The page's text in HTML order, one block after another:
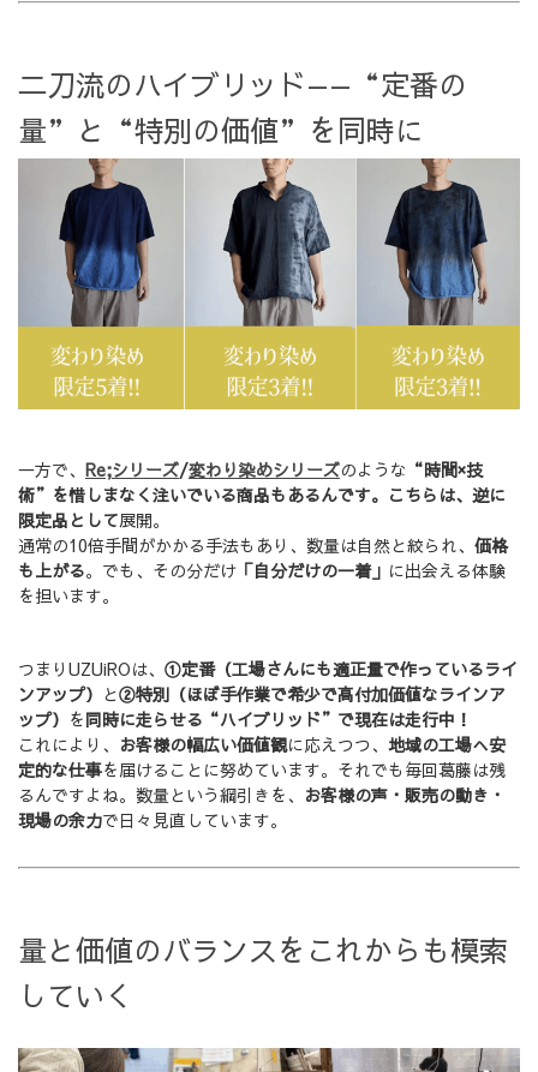
二刀流のハイブリッド——“定番の
量”と“特別の価値”を同時に
一方で、 Re;シリーズ/変わり染めシリーズのような “時間×技
術”を惜しまなく注いでいる商品もあるんです。こちらは、逆に
限定品として展開。
通常の10倍手間がかかる手法もあり、数量は自然と絞られ、 価格
も上がる。でも、その分だけ 「自分だけの一着」 に出会える体験
を担います。
つまりUZUiROは、 ①定番（工場さんにも適正量で作っているライ
ンアップ） と②特別（ほぼ手作業で希少で高付加価値なラインア
ップ） を同時に走らせる“ハイブリッド”で現在は走行中！
これにより、 お客様の幅広い価値観に応えつつ、 地域の工場へ安
定的な仕事を届けることに努めています。それでも毎回葛藤は残
るんですよね。数量という綱引きを、 お客様の声・販売の動き・
現場の余力で日々見直しています。
量と価値のバランスをこれからも模索
していく